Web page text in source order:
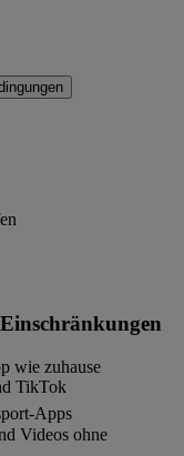
wie zuhause
TikTok
Apps
Videos ohne